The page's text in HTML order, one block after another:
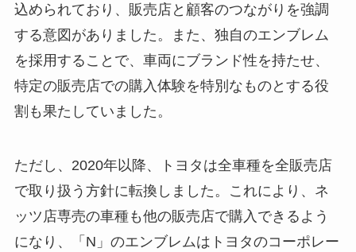
込められており、販売店と顧客のつながりを強調
する意図がありました。また、独自のエンブレム
を採用することで、車両にブランド性を持たせ、
特定の販売店での購入体験を特別なものとする役
割も果たしていました。
ただし、2020年以降、トヨタは全車種を全販売店
で取り扱う方針に転換しました。これにより、ネ
ッツ店専売の車種も他の販売店で購入できるよう
になり、「N」のエンブレムはトヨタのコーポレー